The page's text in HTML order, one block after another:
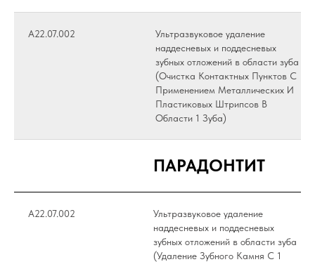
А22.07.002
Ультразвуковое удаление
наддесневых и поддесневых
зубных отложений в области зуба
(Очистка Контактных Пунктов С
Применением Металлических И
Пластиковых Штрипсов В
Области 1 Зуба)
ПАРАДОНТИТ
А22.07.002
Ультразвуковое удаление
наддесневых и поддесневых
зубных отложений в области зуба
(Удаление Зубного Камня С 1